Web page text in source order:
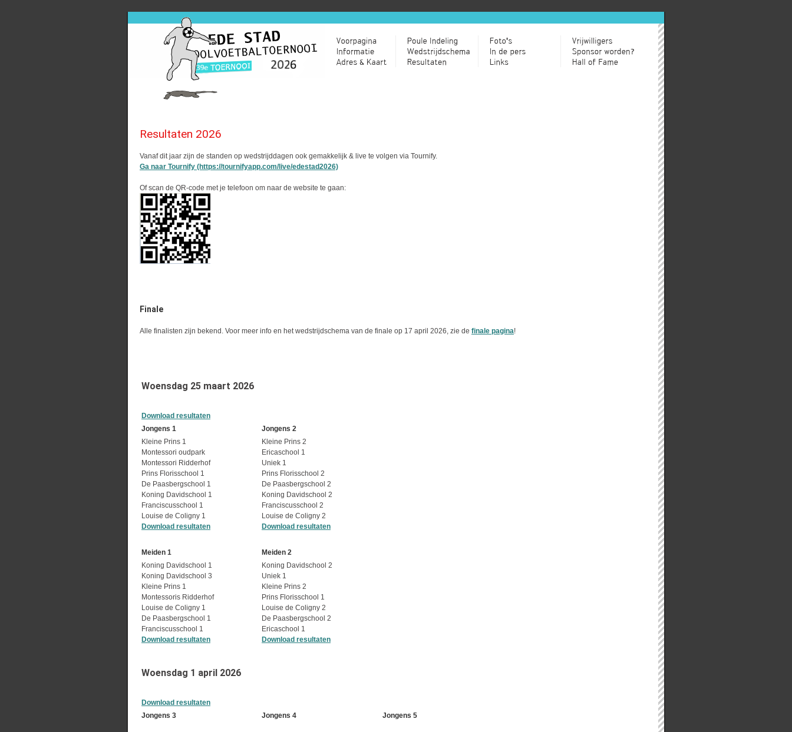
Resultaten 2026
Vanaf dit jaar zijn de standen op wedstrijddagen ook gemakkelijk & live te volgen via Tournify.
Ga naar Tournify (https://tournifyapp.com/live/edestad2026)
Of scan de QR-code met je telefoon om naar de website te gaan:
Finale
Alle finalisten zijn bekend. Voor meer info en het wedstrijdschema van de finale op 17 april 2026, zie de finale pagina!
Woensdag 25 maart 2026
Download resultaten
Jongens 1
Jongens 2
Kleine Prins 1
Montessori oudpark
Montessori Ridderhof
Prins Florisschool 1
De Paasbergschool 1
Koning Davidschool 1
Franciscusschool 1
Louise de Coligny 1
Download resultaten
Kleine Prins 2
Ericaschool 1
Uniek 1
Prins Florisschool 2
De Paasbergschool 2
Koning Davidschool 2
Franciscusschool 2
Louise de Coligny 2
Download resultaten
Meiden 1
Meiden 2
Koning Davidschool 1
Koning Davidschool 3
Kleine Prins 1
Montessoris Ridderhof
Louise de Coligny 1
De Paasbergschool 1
Franciscusschool 1
Download resultaten
Koning Davidschool 2
Uniek 1
Kleine Prins 2
Prins Florisschool 1
Louise de Coligny 2
De Paasbergschool 2
Ericaschool 1
Download resultaten
Woensdag 1 april 2026
Download resultaten
Jongens 3
Jongens 4 Jongens 5